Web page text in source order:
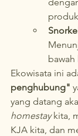
bawah
Ekowisata ini
penghubung"
yang datang
homestay kita,
KJA kita, dan